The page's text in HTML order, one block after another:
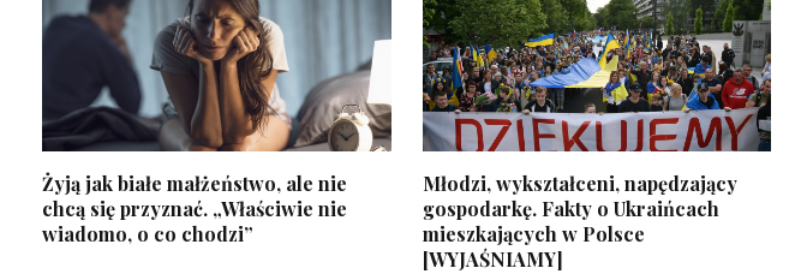
Żyją jak białe małżeństwo, ale nie
chcą się przyznać. „Właściwie nie
wiadomo, o co chodzi”
Młodzi, wykształceni, napędzający
gospodarkę. Fakty o Ukraińcach
mieszkających w Polsce
[WYJAŚNIAMY]